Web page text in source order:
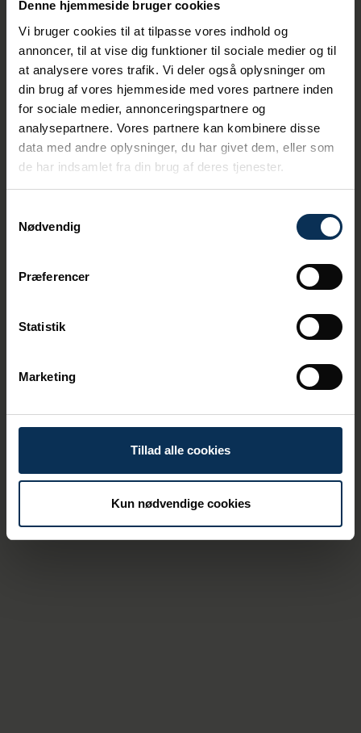
Denne hjemmeside bruger cookies
Vi bruger cookies til at tilpasse vores indhold og
annoncer, til at vise dig funktioner til sociale medier og til
at analysere vores trafik. Vi deler også oplysninger om
din brug af vores hjemmeside med vores partnere inden
for sociale medier, annonceringspartnere og
analysepartnere. Vores partnere kan kombinere disse
data med andre oplysninger, du har givet dem, eller som
de har indsamlet fra din brug af deres tjenester.
Nødvendig
Præferencer
Statistik
Marketing
Tillad alle cookies
Kun nødvendige cookies